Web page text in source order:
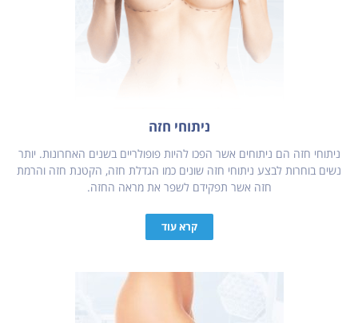
ניתוחי חזה
ניתוחי חזה הם ניתוחים אשר הפכו להיות פופולריים בשנים האחרונות. יותר
נשים בוחרות לבצע ניתוחי חזה שונים כמו הגדלת חזה, הקטנת חזה והרמת
חזה אשר תפקידם לשפר את מראה החזה.
קרא עוד